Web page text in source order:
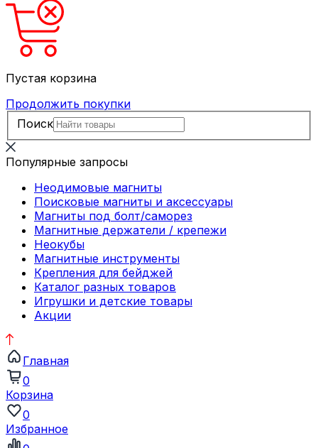
Пустая корзина
Продолжить покупки
Поиск
Популярные запросы
Неодимовые магниты
Поисковые магниты и аксессуары
Магниты под болт/саморез
Магнитные держатели / крепежи
Неокубы
Магнитные инструменты
Крепления для бейджей
Каталог разных товаров
Игрушки и детские товары
Акции
Главная
0
Корзина
0
Избранное